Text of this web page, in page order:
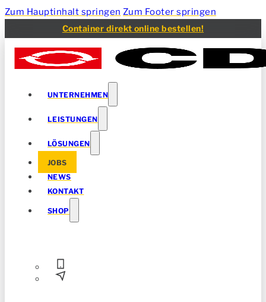
Zum Hauptinhalt springen Zum Footer springen
Container direkt online bestellen!
UNTERNEHMEN
LEISTUNGEN
LÖSUNGEN
JOBS
NEWS
KONTAKT
SHOP